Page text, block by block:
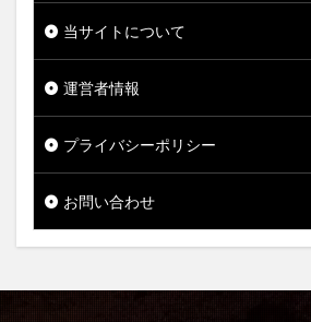
当サイトについて
運営者情報
プライバシーポリシー
お問い合わせ